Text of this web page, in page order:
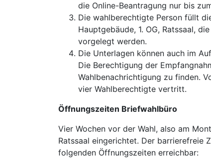
die Online-Beantragung nur bis
Die wahlberechtigte Person füllt
Hauptgebäude, 1. OG, Ratssaal,
vorgelegt werden.
Die Unterlagen können auch im
Die Berechtigung der
Wahlbenachrichtigung zu finden.
vier Wahlberechtigte vertritt.
Öffnungszeiten Briefwahlbüro
Vier Wochen vor der Wahl, also am
Ratssaal eingerichtet. Der barrierefreie
folgenden Öffnungszeiten erreichbar: